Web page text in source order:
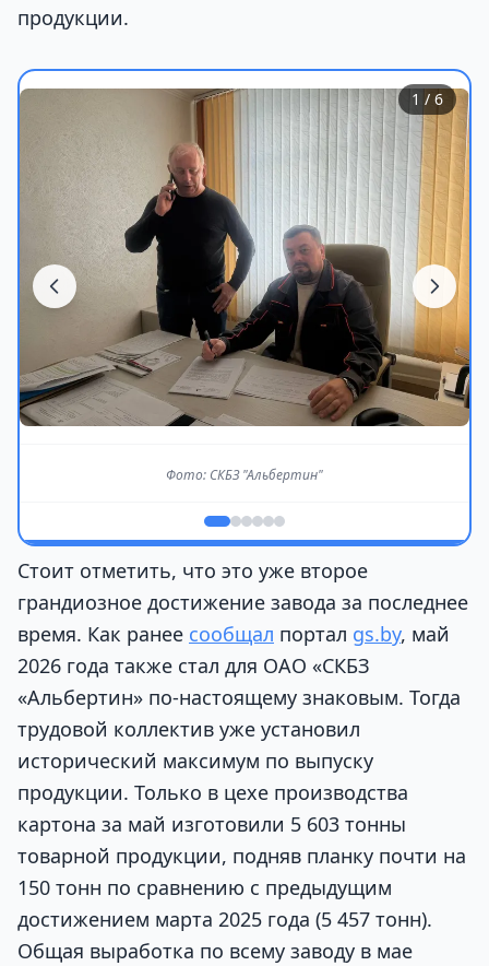
продукции.
Фото: СКБЗ "Альбертин"
1 / 6
Стоит отметить, что это уже второе
грандиозное достижение завода за последнее
время. Как ранее сообщал портал gs.by, май
2026 года также стал для ОАО «СКБЗ
«Альбертин» по-настоящему знаковым. Тогда
трудовой коллектив уже установил
исторический максимум по выпуску
продукции. Только в цехе производства
картона за май изготовили 5 603 тонны
товарной продукции, подняв планку почти на
150 тонн по сравнению с предыдущим
достижением марта 2025 года (5 457 тонн).
Общая выработка по всему заводу в мае